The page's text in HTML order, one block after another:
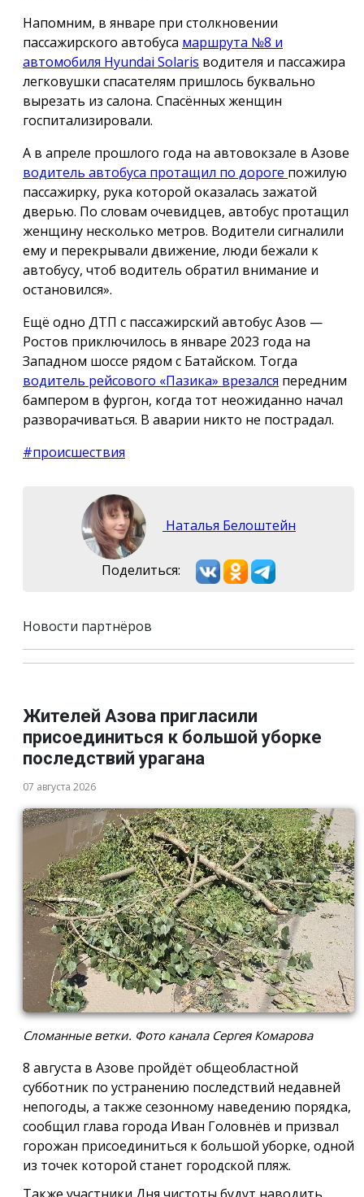
Напомним, в январе при столкновении
пассажирского автобуса маршрута №8 и
автомобиля Hyundai Solaris водителя и пассажира
легковушки спасателям пришлось буквально
вырезать из салона. Спасённых женщин
госпитализировали.
А в апреле прошлого года на автовокзале в Азове
водитель автобуса протащил по дороге пожилую
пассажирку, рука которой оказалась зажатой
дверью. По словам очевидцев, автобус протащил
женщину несколько метров. Водители сигналили
ему и перекрывали движение, люди бежали к
автобусу, чтоб водитель обратил внимание и
остановился».
Ещё одно ДТП с пассажирский автобус Азов —
Ростов приключилось в январе 2023 года на
Западном шоссе рядом с Батайском. Тогда
водитель рейсового «Пазика» врезался передним
бампером в фургон, когда тот неожиданно начал
разворачиваться. В аварии никто не пострадал.
#происшествия
Наталья Белоштейн
Поделиться:
Новости партнёров
Жителей Азова пригласили
присоединиться к большой уборке
последствий урагана
07 августа 2026
Сломанные ветки. Фото канала Сергея Комарова
8 августа в Азове пройдёт общеобластной
субботник по устранению последствий недавней
непогоды, а также сезонному наведению порядка,
сообщил глава города Иван Головнёв и призвал
горожан присоединиться к большой уборке, одной
из точек которой станет городской пляж.